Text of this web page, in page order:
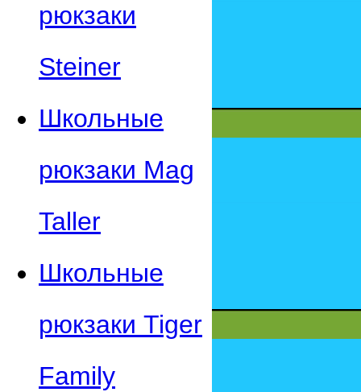
рюкзаки
Steiner
Школьные
рюкзаки Mag
Taller
Школьные
рюкзаки Tiger
Family